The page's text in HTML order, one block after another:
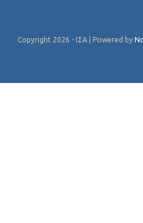
Copyright 2026 - ΙΣΑ | Powered by